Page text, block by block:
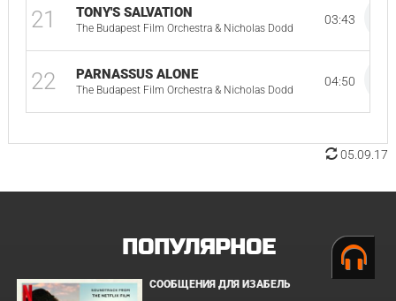
21 TONY'S SALVATION
The Budapest Film Orchestra & Nicholas Dodd
03:43
22 PARNASSUS ALONE
The Budapest Film Orchestra & Nicholas Dodd
04:50
05.09.17
ПОПУЛЯРНОЕ
СООБЩЕНИЯ ДЛЯ ИЗАБЕЛЬ